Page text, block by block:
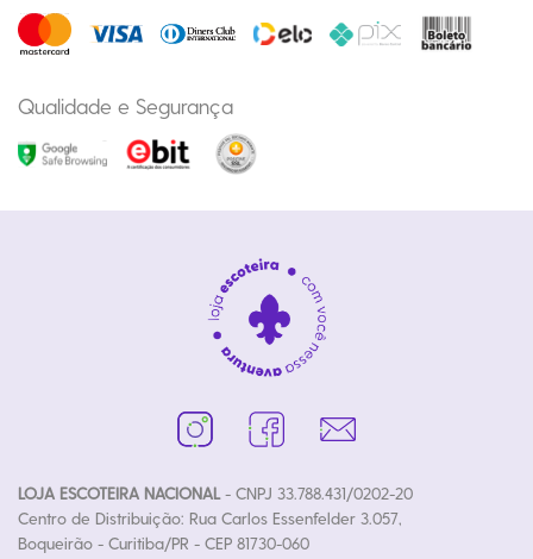
Qualidade e Segurança
LOJA ESCOTEIRA NACIONAL- CNPJ 33.788.431/0202-20
Centro de Distribuição: Rua Carlos Essenfelder 3.057,
Boqueirão - Curitiba/PR - CEP 81730-060